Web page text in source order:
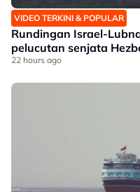
VIDEO TERKINI & POPULAR
Rundingan Israel-
pelucutan senjata
22 hours ago